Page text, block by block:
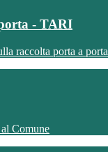
- TARI
raccolta porta a porta
Comune